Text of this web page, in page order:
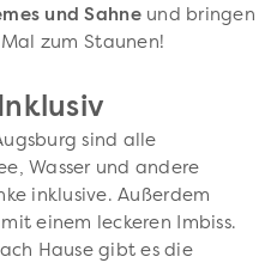
und Sahneund bringen
zum Staunen!
sind alle
Wasser und andere
inklusive. Außerdem
einem leckeren Imbiss.
Hause gibt es die